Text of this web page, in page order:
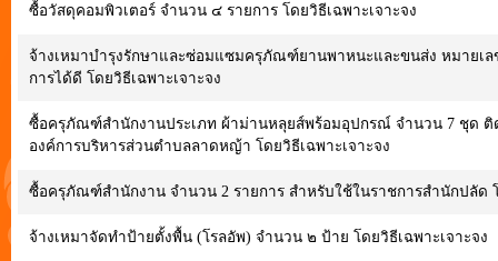
ซื้อวัสดุคอมพิวเตอร์ จำนวน ๔ รายการ โดยวิธีเฉพาะเจาะจง
จ้างเหมาบำรุงรักษาและซ่อมแซมครุภัณฑ์ยานพาหนะและขนส่ง หมายเล
การได้ดี โดยวิธีเฉพาะเจาะจง
ซื้อครุภัณฑ์สำนักงานประเภท ผ้าม่านหลุยส์พร้อมอุปกรณ์ จำนวน 7 ชุด
องค์การบริหารส่วนตำบลลาดหญ้า โดยวิธีเฉพาะเจาะจง
ซื้อครุภัณฑ์สำนักงาน จำนวน 2 รายการ สำหรับใช้ในราชการสำนักปลัด โ
จ้างเหมาจัดทำป้ายตั้งพื้น (โรลอัพ) จำนวน ๒ ป้าย โดยวิธีเฉพาะเจาะจง